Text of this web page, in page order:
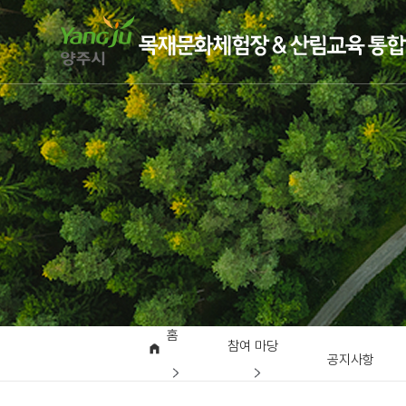
홈
참여 마당
공지사항